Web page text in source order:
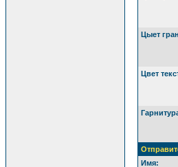
Цыет
Цвет
Имя: